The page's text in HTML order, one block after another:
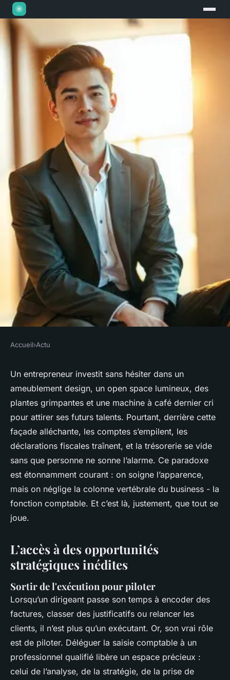
5 façons dont le recrutement
en comptabilité booste votre
carrière
Lambert •31/03/2026 17:11•9 min de lecture
Accueil›Actu
Un entrepreneur investit sans hésiter dans un
ameublement design, un open space lumineux, des
plantes grimpantes et une machine à café dernier cri
pour attirer ses futurs talents. Pourtant, derrière cette
façade alléchante, les comptes s’empilent, les
déclarations fiscales traînent, et la trésorerie se vide
sans que personne ne sonne l’alarme. Ce paradoxe
est étonnamment courant : on soigne l’apparence,
mais on néglige la colonne vertébrale du business - la
fonction comptable. Et c’est là, justement, que tout se
joue.
L’accès à des opportunités
stratégiques inédites
Sortir de l'exécution pour piloter
Lorsqu’un dirigeant passe son temps à encoder des
factures, classer des justificatifs ou relancer les
clients, il n’est plus qu’un exécutant. Or, son vrai rôle
est de piloter. Déléguer la saisie comptable à un
professionnel qualifié libère un espace précieux :
celui de l’analyse, de la stratégie, de la prise de